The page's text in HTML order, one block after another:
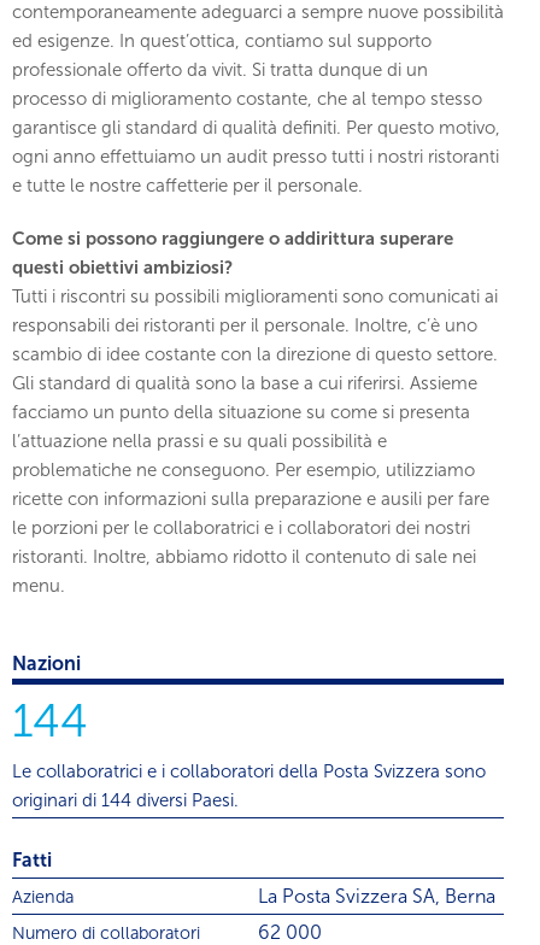
contemporaneamente adeguarci a sempre nuove possibilità
ed esigenze. In quest’ottica, contiamo sul supporto
professionale offerto da vivit. Si tratta dunque di un
processo di miglioramento costante, che al tempo stesso
garantisce gli standard di qualità definiti. Per questo motivo,
ogni anno effettuiamo un audit presso tutti i nostri ristoranti
e tutte le nostre caffetterie per il personale.
Come si possono raggiungere o addirittura superare
questi obiettivi ambiziosi?
Tutti i riscontri su possibili miglioramenti sono comunicati ai
responsabili dei ristoranti per il personale. Inoltre, c’è uno
scambio di idee costante con la direzione di questo settore.
Gli standard di qualità sono la base a cui riferirsi. Assieme
facciamo un punto della situazione su come si presenta
l’attuazione nella prassi e su quali possibilità e
problematiche ne conseguono. Per esempio, utilizziamo
ricette con informazioni sulla preparazione e ausili per fare
le porzioni per le collaboratrici e i collaboratori dei nostri
ristoranti. Inoltre, abbiamo ridotto il contenuto di sale nei
menu.
Nazioni
144
Le collaboratrici e i collaboratori della Posta Svizzera sono
originari di 144 diversi Paesi.
Fatti
Azienda La Posta Svizzera SA, Berna
Numero di collaboratori 62 000